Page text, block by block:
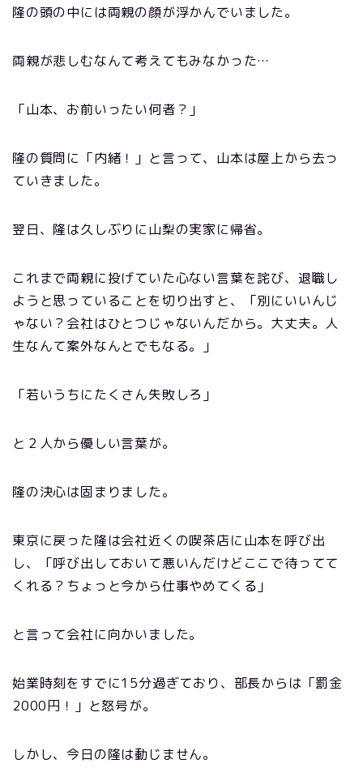
隆の頭の中には両親の顔が浮かんでいました。
両親が悲しむなんて考えてもみなかった…
「山本、お前いったい何者？」
隆の質問に「内緒！」と言って、山本は屋上から去っ
ていきました。
翌日、隆は久しぶりに山梨の実家に帰省。
これまで両親に投げていた心ない言葉を詫び、退職し
ようと思っていることを切り出すと、「別にいいんじ
ゃない？会社はひとつじゃないんだから。大丈夫。人
生なんて案外なんとでもなる。」
「若いうちにたくさん失敗しろ」
と２人から優しい言葉が。
隆の決心は固まりました。
東京に戻った隆は会社近くの喫茶店に山本を呼び出
し、「呼び出しておいて悪いんだけどここで待ってて
くれる？ちょっと今から仕事やめてくる」
と言って会社に向かいました。
始業時刻をすでに15分過ぎており、部長からは「罰金
2000円！」と怒号が。
しかし、今日の隆は動じません。